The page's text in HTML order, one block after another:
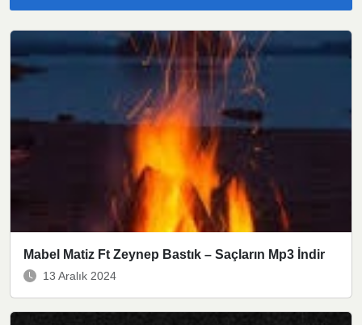
Mabel Matiz Ft Zeynep Bastık – Saçların Mp3 İndir
13 Aralık 2024